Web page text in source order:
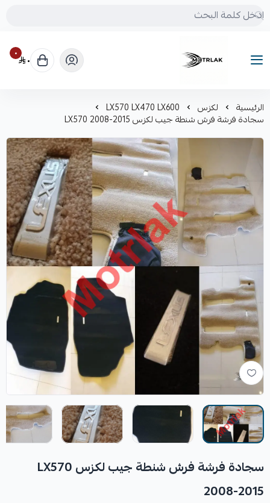
Motrlak
٠ ٠
الرئيسية لكزس LX570 LX470 LX600
سجادة فرشة فرش شنطة جيب لكزس LX570 2008-2015
سجادة فرشة فرش شنطة جيب لكزس LX570
2008-2015